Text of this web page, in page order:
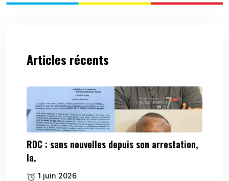
Articles récents
RDC : sans nouvelles depuis son arrestation,
la.
1 juin 2026